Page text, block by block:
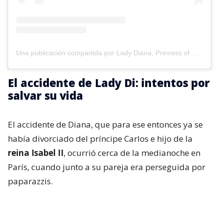
El accidente de Lady Di: intentos por
salvar su vida
El accidente de Diana, que para ese entonces ya se
había divorciado del príncipe Carlos e hijo de la
reina Isabel II, ocurrió cerca de la medianoche en
París, cuando junto a su pareja era perseguida por
paparazzis.